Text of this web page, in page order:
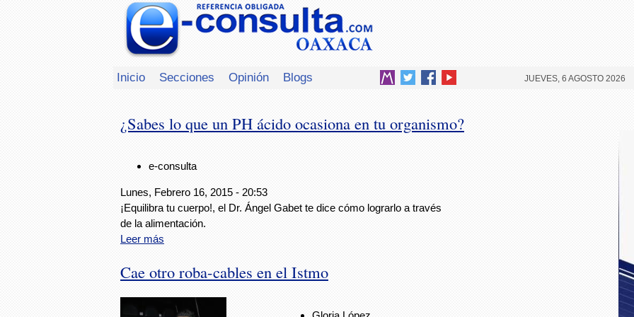
Inicio Secciones Opinión Blogs JUEVES, 6 AGOSTO 2026
¿Sabes lo que un PH ácido ocasiona en tu organismo?
e-consulta
Lunes, Febrero 16, 2015 - 20:53
¡Equilibra tu cuerpo!, el Dr. Ángel Gabet te dice cómo lograrlo a través
de la alimentación.
Leer más
Cae otro roba-cables en el Istmo